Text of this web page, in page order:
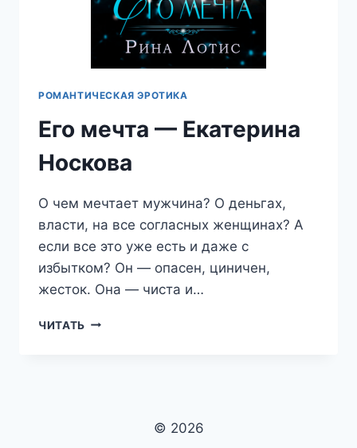
РОМАНТИЧЕСКАЯ ЭРОТИКА
Его мечта — Екатерина
Носкова
О чем мечтает мужчина? О деньгах,
власти, на все согласных женщинах? А
если все это уже есть и даже с
избытком? Он — опасен, циничен,
жесток. Она — чиста и…
ЧИТАТЬ ЕГО
© 2026